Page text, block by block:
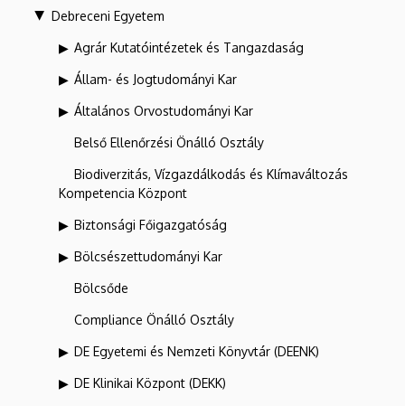
Debreceni Egyetem
Agrár Kutatóintézetek és Tangazdaság
Állam- és Jogtudományi Kar
Általános Orvostudományi Kar
Belső Ellenőrzési Önálló Osztály
Biodiverzitás, Vízgazdálkodás és Klímaváltozás
Kompetencia Központ
Biztonsági Főigazgatóság
Bölcsészettudományi Kar
Bölcsőde
Compliance Önálló Osztály
DE Egyetemi és Nemzeti Könyvtár (DEENK)
DE Klinikai Központ (DEKK)